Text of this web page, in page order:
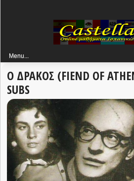
Ο ΔΡΑΚΟΣ (FIEND OF
SUBS